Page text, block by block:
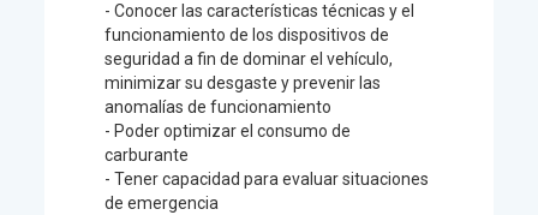
- Conocer las características técnicas y el
funcionamiento de los dispositivos de
seguridad a fin de dominar el vehículo,
minimizar su desgaste y prevenir las
anomalías de funcionamiento
- Poder optimizar el consumo de
carburante
- Tener capacidad para evaluar situaciones
de emergencia